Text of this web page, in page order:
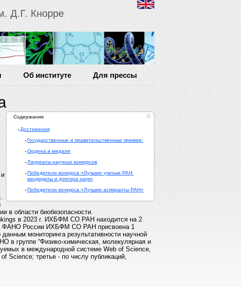
Д.Г. Кнорре
Об институте Для прессы
Содержание
Достижения
Государственные и правительственные премии:
Ордена и медали
Лауреаты научных конкурсов
Победители конкурса «Лучшие ученые РАН:
кандидаты и доктора наук»
Победители конкурса «Лучшие аспиранты РАН»
в области биобезопасности.
в 2023 г. ИХБФМ СО РАН находится на 2
ФАНО России ИХБФМ СО РАН присвоена 1
мониторинга результативности научной
в группе “Физико-химическая, молекулярная и
в международной системе Web of Science,
Science; третье - по числу публикаций,